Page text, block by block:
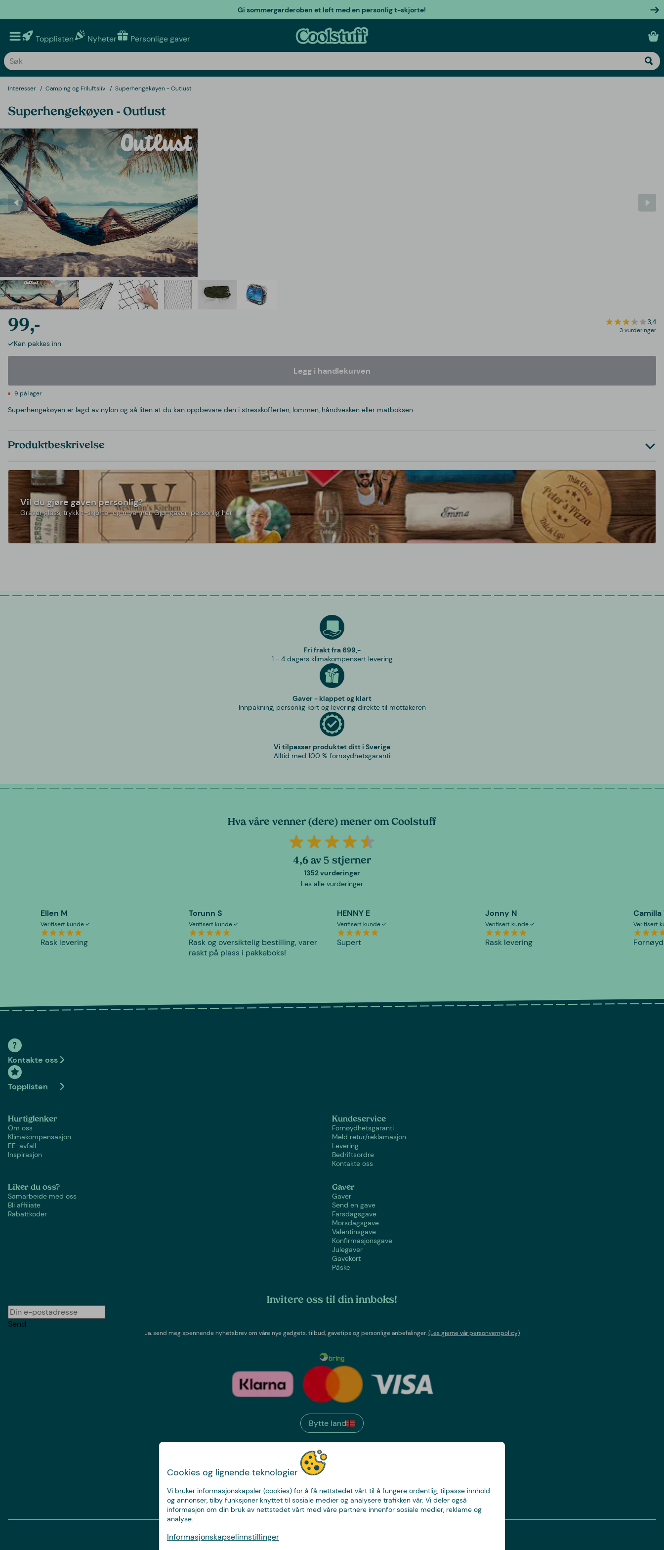
Cookies og lignende teknologier
Vi bruker informasjonskapsler (cookies) for å få nettstedet vårt til å fungere ordentlig, tilpasse innhold
og annonser, tilby funksjoner knyttet til sosiale medier og analysere trafikken vår. Vi deler også
informasjon om din bruk av nettstedet vårt med våre partnere innenfor sosiale medier, reklame og
analyse.
Informasjonskapselinnstillinger
Gi sommergarderoben et løft med en personlig t-skjorte!
Topplisten Nyheter Personlige gaver
Interesser Camping og Friluftsliv Superhengekøyen - Outlust
Superhengekøyen - Outlust
99,- 3,4
3 vurderinger
Kan pakkes inn
Legg i handlekurven
9 på lager
Superhengekøyen er lagd av nylon og så liten at du kan oppbevare den i stresskofferten, lommen, håndvesken eller matboksen.
Produktbeskrivelse
Vil du gjøre gaven personlig?
Graver glass, trykk t-skjorter og mye mer. Gjør gaven personlig her!
Fri frakt fra 699,-
1 - 4 dagers klimakompensert levering
Gaver - klappet og klart
Innpakning, personlig kort og levering direkte til mottakeren
Vi tilpasser produktet ditt i Sverige
Alltid med 100 % fornøydhetsgaranti
Hva våre venner (dere) mener om Coolstuff
4,6 av 5 stjerner
1352 vurderinger
Les alle vurderinger
Ellen M
Verifisert kunde
Rask levering
Torunn S
Verifisert kunde
Rask og oversiktelig bestilling, varer
raskt på plass i pakkeboks!
HENNY E
Verifisert kunde
Supert
Jonny N
Verifisert kunde
Rask levering
Camilla
Verifisert
Fornøyd
Kontakte oss
Topplisten
Hurtiglenker
Om oss
Klimakompensasjon
EE-avfall
Inspirasjon
Kundeservice
Fornøydhetsgaranti
Meld retur/reklamasjon
Levering
Bedriftsordre
Kontakte oss
Liker du oss?
Samarbeide med oss
Bli affiliate
Rabattkoder
Gaver
Gaver
Send en gave
Farsdagsgave
Morsdagsgave
Valentinsgave
Konfirmasjonsgave
Julegaver
Gavekort
Påske
Invitere oss til din innboks!
Send
Ja, send meg spennende nyhetsbrev om våre nye gadgets, tilbud, gavetips og personlige anbefalinger.(Les gjerne vår personvernpolicy)
Bytte land